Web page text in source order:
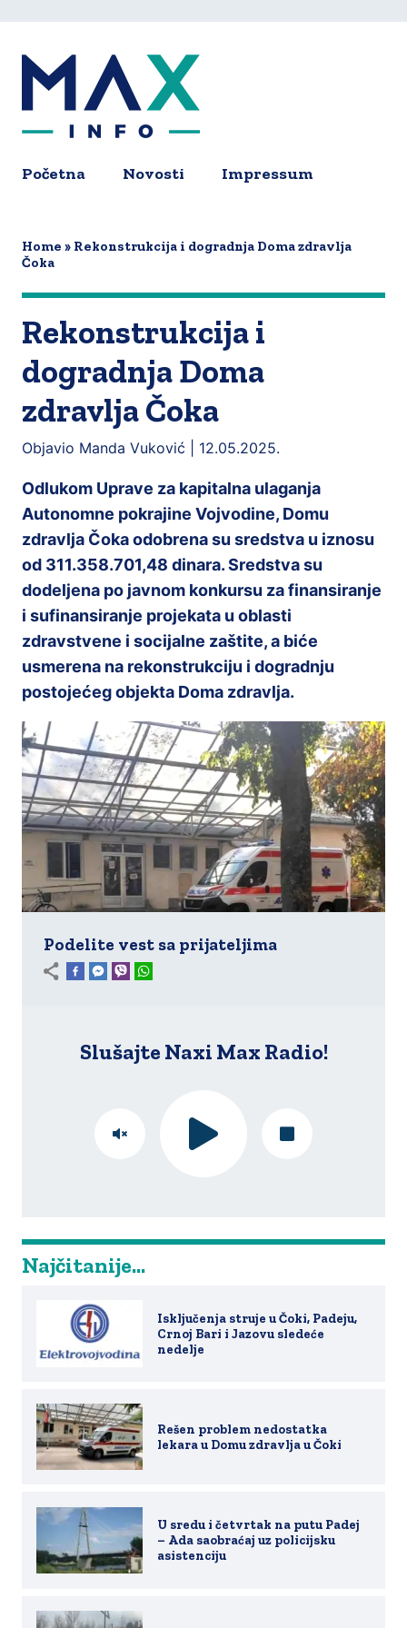
to
content
Početna Novosti Impressum
Home
Rekonstrukcija i dogradnja Doma zdravlja
Čoka
Rekonstrukcija i
dogradnja Doma
zdravlja Čoka
Objavio Manda Vuković | 12.05.2025.
Odlukom Uprave za kapitalna ulaganja
Autonomne pokrajine Vojvodine, Domu
zdravlja Čoka odobrena su sredstva u iznosu
od 311.358.701,48 dinara. Sredstva su
dodeljena po javnom konkursu za finansiranje
i sufinansiranje projekata u oblasti
zdravstvene i socijalne zaštite, a biće
usmerena na rekonstrukciju i dogradnju
postojećeg objekta Doma zdravlja.
Podelite vest sa prijateljima
Slušajte Naxi Max Radio!
Najčitanije...
Isključenja struje u Čoki, Padeju,
Crnoj Bari i Jazovu sledeće
nedelje
Rešen problem nedostatka
lekara u Domu zdravlja u Čoki
U sredu i četvrtak na putu Padej
– Ada saobraćaj uz policijsku
asistenciju